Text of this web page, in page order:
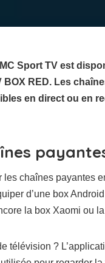
Sport TV est
RED. Les
en direct ou en
chaînes payantes
d’une box
la box Xaomi ou
télévision ?